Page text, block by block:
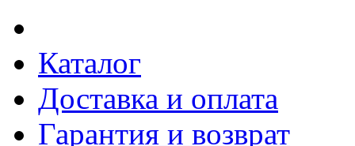
Каталог
Доставка и оплата
Гарантия и возврат